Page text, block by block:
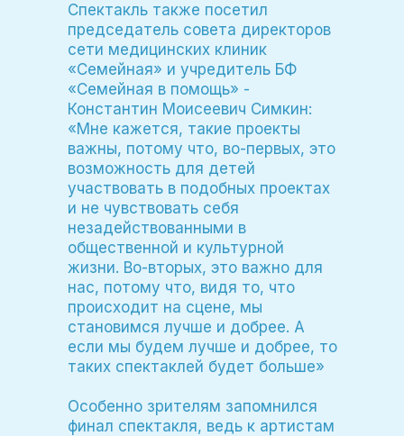
Спектакль также посетил
председатель совета директоров
сети медицинских клиник
«Семейная» и учредитель БФ
«Семейная в помощь» -
Константин Моисеевич Симкин:
«Мне кажется, такие проекты
важны, потому что, во-первых, это
возможность для детей
участвовать в подобных проектах
и не чувствовать себя
незадействованными в
общественной и культурной
жизни. Во-вторых, это важно для
нас, потому что, видя то, что
происходит на сцене, мы
становимся лучше и добрее. А
если мы будем лучше и добрее, то
таких спектаклей будет больше»
Особенно зрителям запомнился
финал спектакля, ведь к артистам